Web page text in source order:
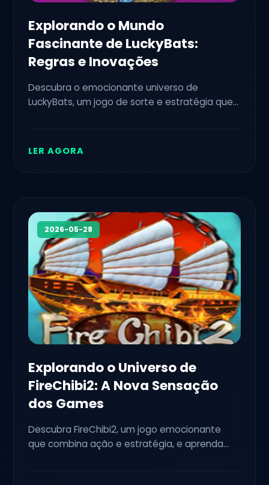
Explorando o Mundo
Fascinante de LuckyBats:
Regras e Inovações
Descubra o emocionante universo de
LuckyBats, um jogo de sorte e estratégia que
tendência atual influencia o cenário de jogos.
LER AGORA
2026-05-28
Explorando o Universo de
FireChibi2: A Nova Sensação
dos Games
Descubra FireChibi2, um jogo emocionante
que combina ação e estratégia, e aprenda